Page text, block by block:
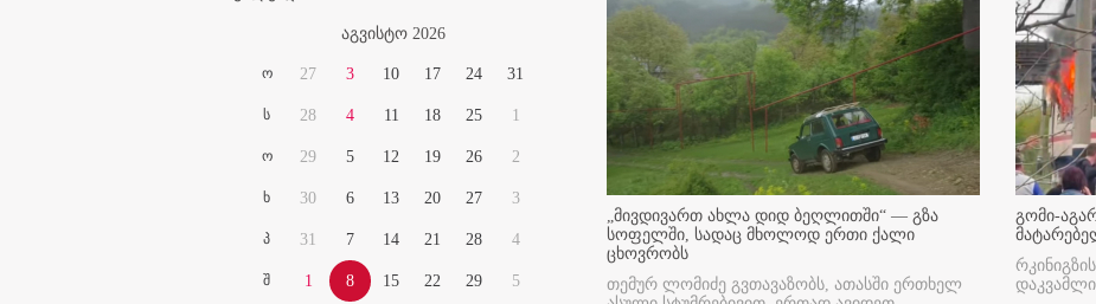
აგვისტო 2026
ო
ს
ო
ხ
პ
შ
27
28
29
30
31
1
3
4
5
6
7
8
10
11
12
13
14
15
17
18
19
20
21
22
24
25
26
27
28
29
31
1
2
3
4
5
„მივდივართ ახლა დიდ ბეღლითში“ — გზა
სოფელში, სადაც მხოლოდ ერთი ქალი
ცხოვრობს
თემურ ლომიძე გვთავაზობს, ათასში ერთხელ
გომი-